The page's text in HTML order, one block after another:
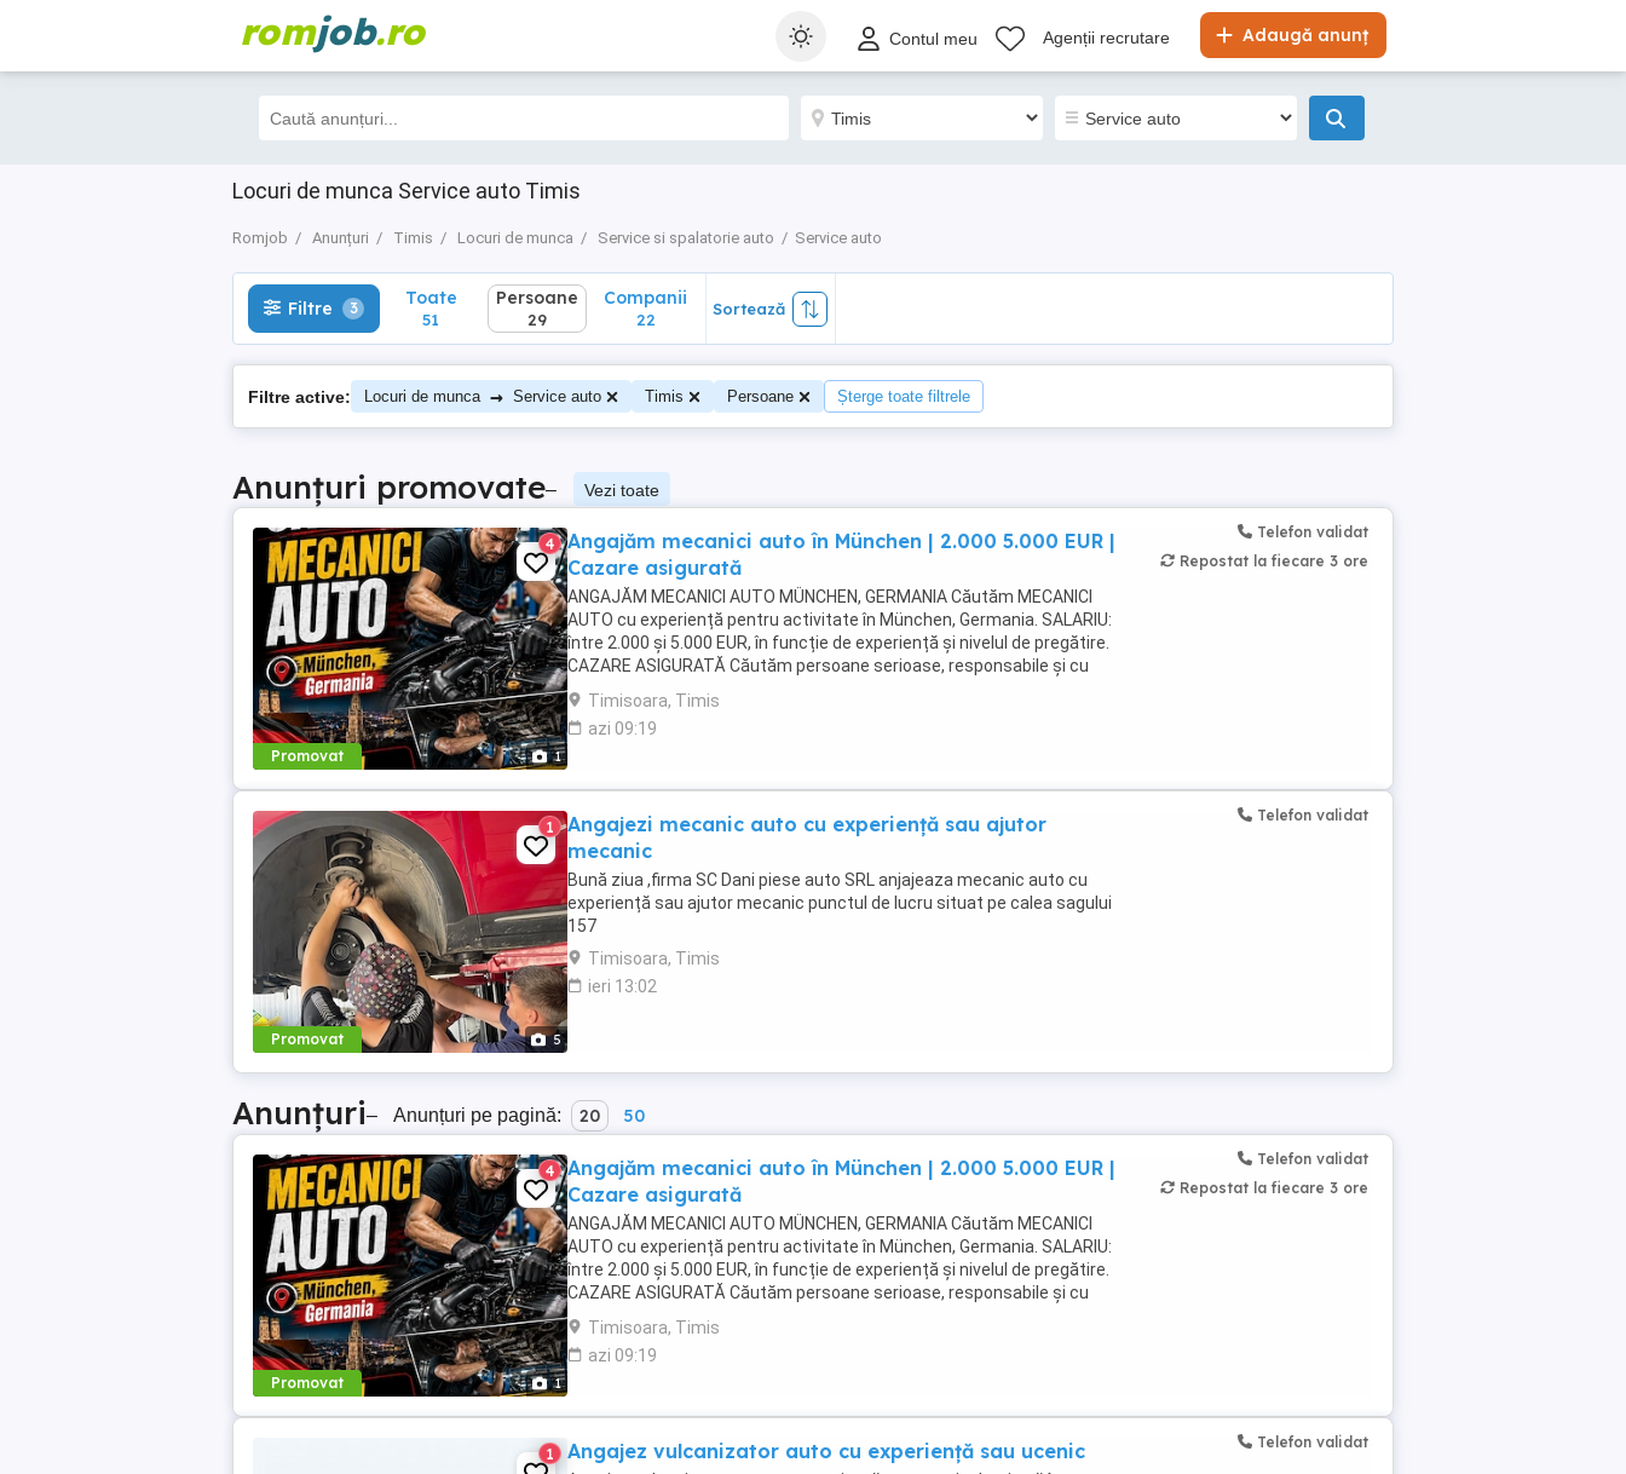
romjob.ro Adaugă anunț
Contul meu Agenții recrutare
Locuri de munca Service auto Timis
Romjob Anunțuri Timis Locuri de munca Service si spalatorie auto Service auto
Filtre 3 Toate
51
Filtre 3 Toate
51
Persoane
29
Companii
22
Sortează
Filtre active: Locuri de munca → Service auto Timis Persoane Șterge toate filtrele
Anunțuri promovate– Vezi toate
Promovat 1
4
Angajăm mecanici auto în München | 2.000 5.000 EUR |
Cazare asigurată
ANGAJĂM MECANICI AUTO MÜNCHEN, GERMANIA Căutăm MECANICI
AUTO cu experiență pentru activitate în München, Germania. SALARIU:
între 2.000 și 5.000 EUR, în funcție de experiență și nivelul de pregătire.
CAZARE ASIGURATĂ Căutăm persoane serioase, responsabile și cu
experiență în domeniul mecanicii ...
Timisoara, Timis
azi 09:19
Telefon validat
Repostat la fiecare 3 ore
Promovat 5
1
Angajezi mecanic auto cu experiență sau ajutor
mecanic
Bună ziua ,firma SC Dani piese auto SRL anjajeaza mecanic auto cu
experiență sau ajutor mecanic punctul de lucru situat pe calea sagului
157
Timisoara, Timis
ieri 13:02
Telefon validat
Anunțuri– Anunțuri pe pagină: 20 50
Promovat 1
4
Angajăm mecanici auto în München | 2.000 5.000 EUR |
Cazare asigurată
ANGAJĂM MECANICI AUTO MÜNCHEN, GERMANIA Căutăm MECANICI
AUTO cu experiență pentru activitate în München, Germania. SALARIU:
între 2.000 și 5.000 EUR, în funcție de experiență și nivelul de pregătire.
CAZARE ASIGURATĂ Căutăm persoane serioase, responsabile și cu
experiență în domeniul mecanicii ...
Timisoara, Timis
azi 09:19
Telefon validat
Repostat la fiecare 3 ore
1 Angajez vulcanizator auto cu experiență sau ucenic Telefon validat